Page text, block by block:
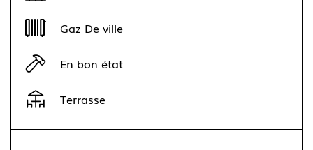
Gaz De ville
En bon état
Terrasse